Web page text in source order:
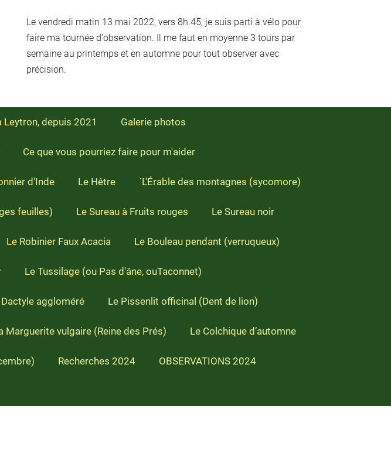
Le vendredi matin 13 mai 2022, vers 8h.45, je suis parti à vélo pour
faire ma tournée d'observation. Il me faut en moyenne 3 tours par
semaine au printemps et en automne pour tout observer avec
précision.
Leytron, depuis 2021 Galerie photos
Ce que vous pourriez faire pour m'aider
d'Inde Le Hêtre ´L'Érable des montagnes (sycomore)
feuilles) Le Sureau à Fruits rouges Le Sureau noir
Le Robinier Faux Acacia Le Bouleau pendant (verruqueux)
Le Tussilage (ou Pas d'âne, ouTaconnet)
Dactyle aggloméré Le Pissenlit officinal (Dent de lion)
Marguerite vulgaire (Reine des Prés) Le Colchique d’automne
Recherches 2024 OBSERVATIONS 2024